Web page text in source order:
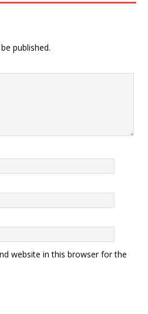
published.
website in this browser for the